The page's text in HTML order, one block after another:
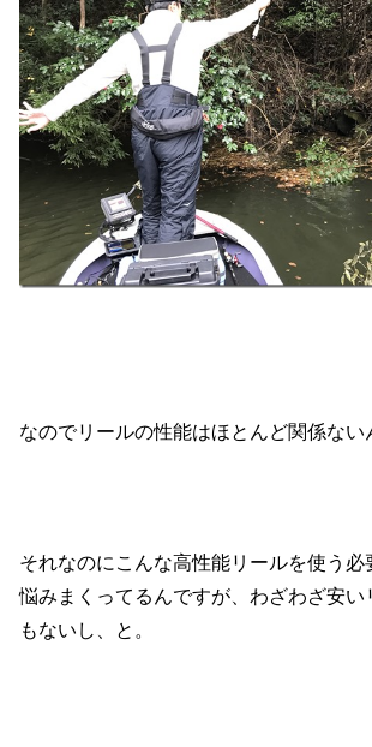
なのでリールの性能はほとんど関係ない
それなのにこんな高性能リールを使う必
悩みまくってるんですが、わざわざ安い
もないし、と。